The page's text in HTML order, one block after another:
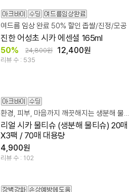
여드름 임상 완료 50% 할인 좁쌀/진정/모공
진한 어성초 시카 에센셜 165ml
50% 24,800원 12,400원
리뷰 수 : 535
환경, 피부, 마음까지 깨끗해지는 생분해 물티슈
리얼 시카 물티슈 (생분해 물티슈) 20매
X3팩 / 70매 대용량
4,900원
리뷰 수 : 102